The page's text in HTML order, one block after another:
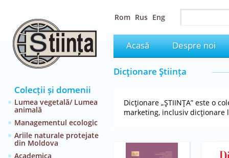
Colecții și domenii
Lumea vegetală/ Lumea
animală
Managementul ecologic
Ariile naturale protejate
din Moldova
Academica
Rom Rus Eng
Acasă Despre noi
Dicţionare Ştiința
Dicţionare „ŞTIINŢA” este o
marketing, inclusiv dicţionare